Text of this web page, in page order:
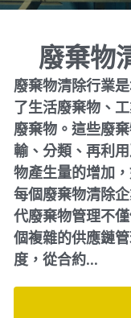
廢棄物
廢棄物清除行業
了生活廢棄物、
廢棄物。這些廢
輸、分類、再利
物產生量的增加
每個廢棄物清除
代廢棄物管理不
個複雜的供應鏈
度，從合約...